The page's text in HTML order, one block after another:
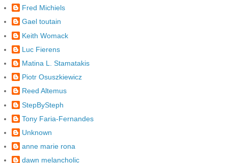
Fred Michiels
Gael toutain
Keith Womack
Luc Fierens
Matina L. Stamatakis
Piotr Osuszkiewicz
Reed Altemus
StepBySteph
Tony Faria-Fernandes
Unknown
anne marie rona
dawn melancholic